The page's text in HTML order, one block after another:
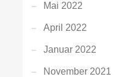
Mai 2022
April 2022
Januar 2022
November 2021